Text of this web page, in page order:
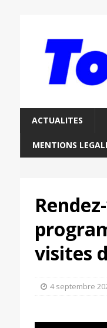
ACTUALITES
MENTIONS
visites
4 septembre